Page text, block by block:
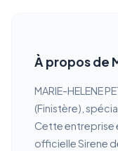
À propos de
MARIE-HELENE
(Finistère),
Cette entreprise
officielle Sirene